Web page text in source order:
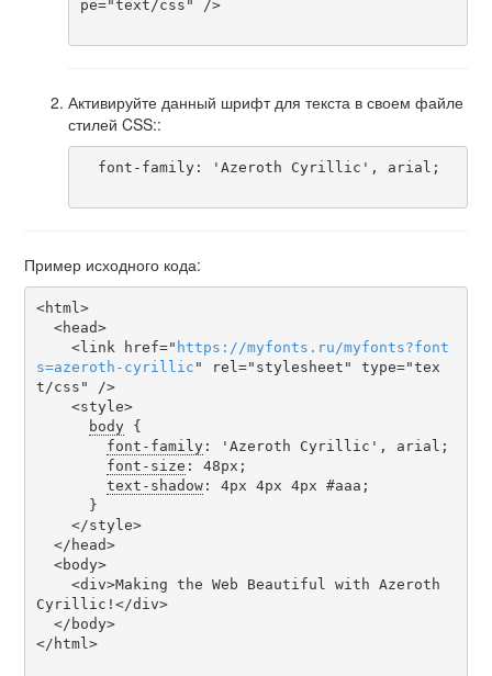
pe="text/css" />
Активируйте данный шрифт для текста в своем файле
стилей CSS::
Пример исходного кода:
<html>
    <link href="
https ://myfonts . ru /myfonts?font
s=azeroth-cyrillic " rel="stylesheet" type="tex
t/css" />
body {
font-family: 'Azeroth Cyrillic', arial;
font-size : 48px;
text-shadow: 4px 4px 4px #aaa;
Cyrillic!</div>
</html>